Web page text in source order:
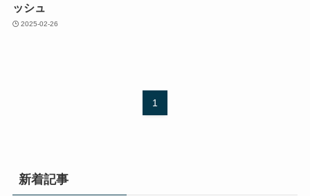
ッシュ
2025-02-26
1
新着記事